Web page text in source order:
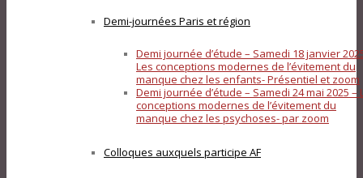
Demi-journées Paris et région
Demi journée d’étude – Samedi 18 janvier
Les conceptions modernes de l’évitement du
manque chez les enfants- Présentiel et zoom
Demi journée d’étude – Samedi 24 mai 2025 –
conceptions modernes de l’évitement du
manque chez les psychoses- par zoom
Colloques auxquels participe AF